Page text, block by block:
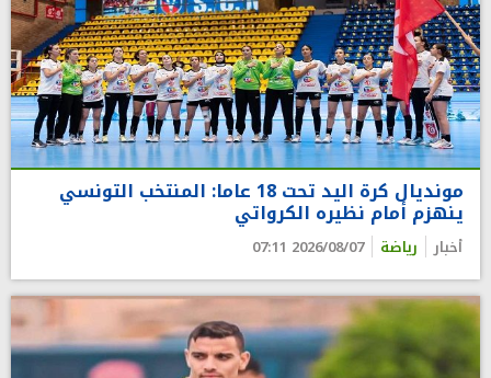
مونديال كرة اليد تحت 18 عاما: المنتخب التونسي
ينهزم أمام نظيره الكرواتي
أخبار رياضة 2026/08/07 07:11